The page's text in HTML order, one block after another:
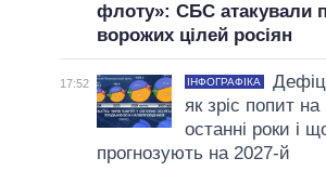
флоту»: СБС атакували
ворожих цілей росіян
17:52 ІНФОГРАФІКА
як зріс попит
останні роки і
прогнозують на 2027-й